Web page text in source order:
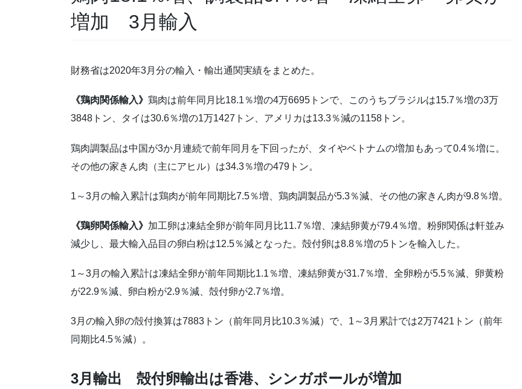
増加 3月輸入
財務省は2020年3月分の輸入・輸出通関実績をまとめた。
《鶏肉関係輸入》 鶏肉は前年同月比18.1％増の4万6695トンで、このうちブラジルは15.7％増の3万
3848トン、タイは30.6％増の1万1427トン、アメリカは13.3％減の1158トン。
鶏肉調製品は中国が3か月連続で前年同月を下回ったが、タイやベトナムの増加もあって0.4％増に。
その他の家きん肉（主にアヒル）は34.3％増の479トン。
1～3月の輸入累計は鶏肉が前年同期比7.5％増、鶏肉調製品が5.3％減、その他の家きん肉が9.8％増。
《鶏卵関係輸入》 加工卵は凍結全卵が前年同月比11.7％増、凍結卵黄が79.4％増。粉卵関係は軒並み
減少し、最大輸入品目の卵白粉は12.5％減となった。殻付卵は8.8％増の5トンを輸入した。
1～3月の輸入累計は凍結全卵が前年同期比1.1％増、凍結卵黄が31.7％増、全卵粉が5.5％減、卵黄粉
が22.9％減、卵白粉が2.9％減、殻付卵が2.7％増。
3月の輸入卵の殻付換算は7883トン（前年同月比10.3％減）で、1～3月累計では2万7421トン（前年
同期比4.5％減）。
3月輸出 殻付卵輸出は香港、シンガポールが増加